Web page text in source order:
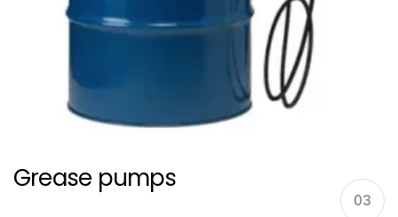
Grease pumps
03